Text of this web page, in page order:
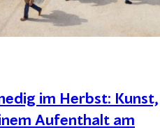
im Herbst: Kunst,
Aufenthalt am